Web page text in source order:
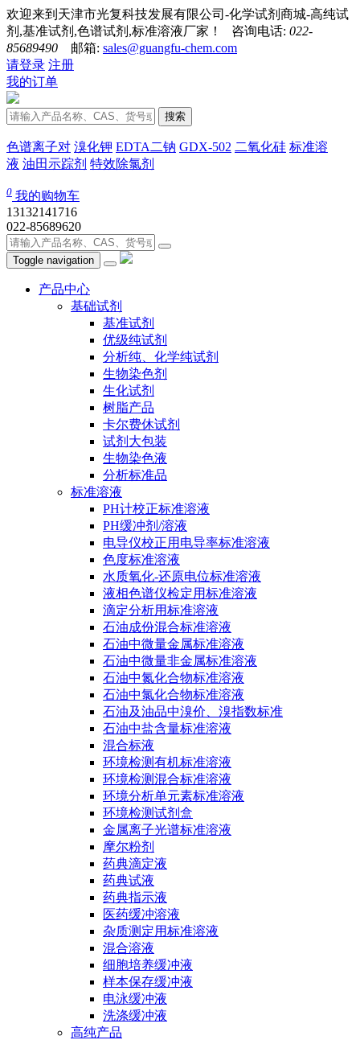
欢迎来到天津市光复科技发展有限公司-化学试剂商城-高纯试
剂,基准试剂,色谱试剂,标准溶液厂家！ 咨询电话: 022-
85689490 邮箱: sales@guangfu-chem.com
请登录 注册
我的订单
搜索
色谱离子对 溴化钾 EDTA二钠 GDX-502 二氧化硅 标准溶
液 油田示踪剂 特效除氯剂
0 我的购物车
13132141716
022-85689620
Toggle navigation
产品中心
基础试剂
基准试剂
优级纯试剂
分析纯、化学纯试剂
生物染色剂
生化试剂
树脂产品
卡尔费休试剂
试剂大包装
生物染色液
分析标准品
标准溶液
PH计校正标准溶液
PH缓冲剂/溶液
电导仪校正用电导率标准溶液
色度标准溶液
水质氧化-还原电位标准溶液
液相色谱仪检定用标准溶液
滴定分析用标准溶液
石油成份混合标准溶液
石油中微量金属标准溶液
石油中微量非金属标准溶液
石油中氮化合物标准溶液
石油中氯化合物标准溶液
石油及油品中溴价、溴指数标准
石油中盐含量标准溶液
混合标液
环境检测有机标准溶液
环境检测混合标准溶液
环境分析单元素标准溶液
环境检测试剂盒
金属离子光谱标准溶液
摩尔粉剂
药典滴定液
药典试液
药典指示液
医药缓冲溶液
杂质测定用标准溶液
混合溶液
细胞培养缓冲液
样本保存缓冲液
电泳缓冲液
洗涤缓冲液
高纯产品